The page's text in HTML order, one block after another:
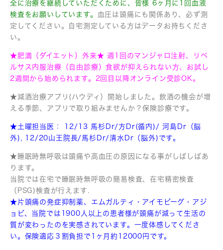
全に治療を継続していただくために、皆様 6ヶ月に1回血液
検査をお願いしています。
血圧は頭痛にも関係あり、必ず測
定してください。自宅測定している方はデータお持ちくださ
い。
★肥満（ダイエット）外来★ 週1回のマンジャロ注射、リベ
ルサス内服治療（自由診療）食欲が抑えられない方、お試し
2週間から始められます。2回目以降オンライン受診OK。
★減酒治療アプリ(ハウディ）開始しました。飲酒の機会が増
える季節、アプリで取り組みませんか？保険診療です。
★土曜担当医：
12/13 馬杉Dr/方Dr(循内)/ 河島Dr（脳
外), 12/20山王院長/馬杉Dr/清水Dr（脳外)です。
★睡眠時無呼吸は頭痛や高血圧の原因になる事がしばしばあ
ります。
当院では在宅で睡眠時無呼吸の簡易検査、在宅精密検査
（PSG)検査が行えます.
★片頭痛の発症抑制薬、エムガルティ・アイモビーグ・アジ
ョビ、 当院では1900人以上の患者様が頭痛が減って生活の
質が変わったのを実感されています。 一度体感してくださ
い。保険適応３割負担で1ヶ月約12000円です。